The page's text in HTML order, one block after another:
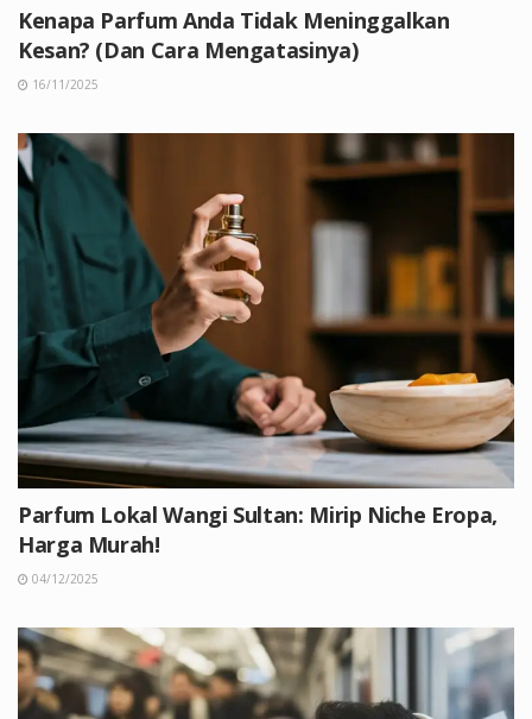
Kenapa Parfum Anda Tidak Meninggalkan
Kesan? (Dan Cara Mengatasinya)
16/11/2025
Parfum Lokal Wangi Sultan: Mirip Niche Eropa,
Harga Murah!
04/12/2025